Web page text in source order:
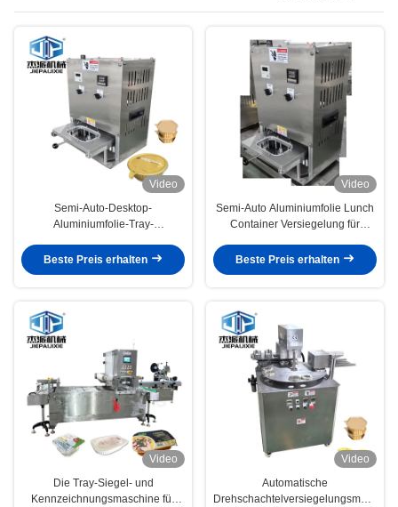
Lebensmittelbehältern
Video
Semi-Auto-Desktop-
Aluminiumfolie-Tray-
Wärmesiegelung
Beste Preis erhalten
Video
Semi-Auto Aluminiumfolie Lunch
Container Versiegelung für
Mahlzeiten Snacks Desserts
Beste Preis erhalten
Video
Die Tray-Siegel- und
Kennzeichnungsmaschine für
Video
Automatische
Drehschachtelversiegelungsmaschine